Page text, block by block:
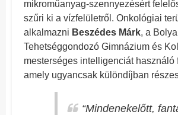
mikroműanyag-szennyezésért
szűri ki a vízfelületről. Onkológiai
alkalmazni Beszédes Márk, a
Tehetséggondozó Gimnázium és
mesterséges intelligenciát használó
amely ugyancsak különdíjban
“Mindenekelőtt,